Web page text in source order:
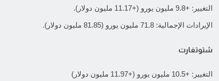
التغيير: +9.8 مليون يورو (+11.17 مليون دولار).
الإيرادات الإجمالية: 71.8 مليون يورو (81.85 مليون دولار).
شتوتغارت
التغيير: +10.5 مليون يورو (+11.97 مليون دولار)